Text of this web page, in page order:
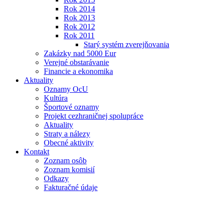
Rok 2014
Rok 2013
Rok 2012
Rok 2011
Starý systém zverejňovania
Zakázky nad 5000 Eur
Verejné obstarávanie
Financie a ekonomika
Aktuality
Oznamy OcU
Kultúra
Športové oznamy
Projekt cezhraničnej spolupráce
Aktuality
Straty a nálezy
Obecné aktivity
Kontakt
Zoznam osôb
Zoznam komisií
Odkazy
Fakturačné údaje